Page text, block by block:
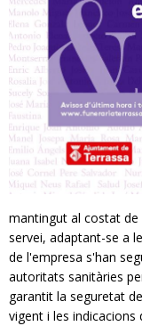
mantingut al costat
servei, adaptant-se a
de l'empresa s'han
autoritats sanitàries
garantit la seguretat
vigent i les